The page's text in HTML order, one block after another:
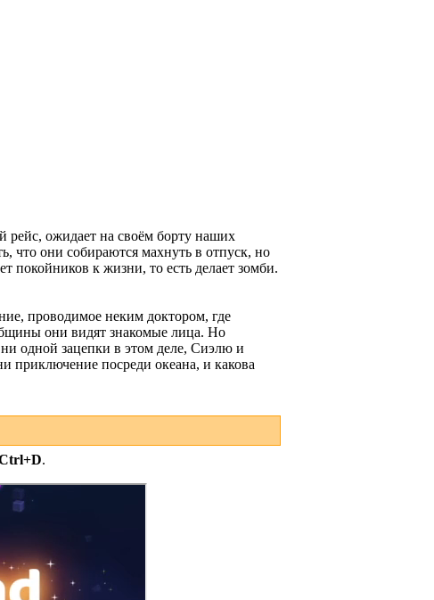
ожидает на своём борту наших
что они собираются махнуть в отпуск, но
покойников к жизни, то есть делает зомби.
проводимое неким доктором, где
они видят знакомые лица. Но
одной зацепки в этом деле, Сиэлю и
приключение посреди океана, и какова
.